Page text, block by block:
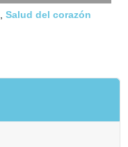
Salud del corazón